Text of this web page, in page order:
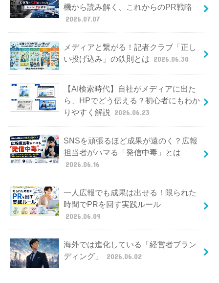
機から読み解く、これからのPR戦略
2026.07.07
メディアと繋がる！記者クラブ「正し
い投げ込み」の鉄則とは 2026.06.30
【AI検索時代】自社がメディアに出た
ら、HPでどう伝える？初心者にもわか
りやすく解説
2026.06.23
SNSを頑張るほど成果が遠のく？広報
担当者がハマる「発信中毒」とは
2026.06.16
一人広報でも成果は出せる！限られた
時間でPRを回す実践ルール
2026.06.09
海外では進化している「経営者ブラン
ディング」
2026.06.02